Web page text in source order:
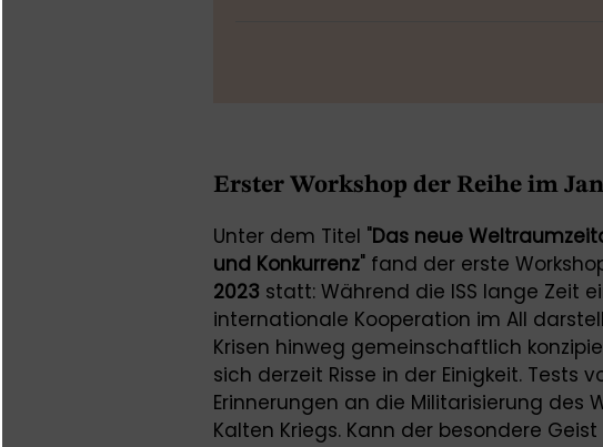
Erster Workshop der Reihe im
Unter dem Titel "Das neue
und Konkurrenz" fand der erste
2023 statt: Während die ISS lange Zeit
internationale Kooperation im All
Krisen hinweg gemeinschaftlich
sich derzeit Risse in der Einigkeit. Tests
Erinnerungen an die Militarisierung des
Kalten Kriegs. Kann der besondere